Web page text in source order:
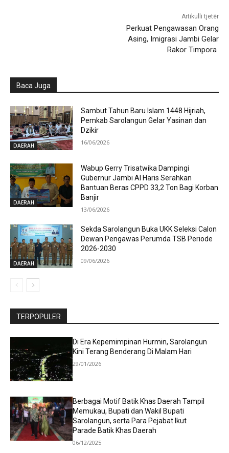
Artikulli tjetër
Perkuat Pengawasan Orang
Asing, Imigrasi Jambi Gelar
Rakor Timpora
Baca Juga
DAERAH
Sambut Tahun Baru Islam 1448 Hijriah,
Pemkab Sarolangun Gelar Yasinan dan
Dzikir
16/06/2026
DAERAH
Wabup Gerry Trisatwika Dampingi
Gubernur Jambi Al Haris Serahkan
Bantuan Beras CPPD 33,2 Ton Bagi Korban
Banjir
13/06/2026
DAERAH
Sekda Sarolangun Buka UKK Seleksi Calon
Dewan Pengawas Perumda TSB Periode
2026-2030
09/06/2026
TERPOPULER
Di Era Kepemimpinan Hurmin, Sarolangun
Kini Terang Benderang Di Malam Hari
29/01/2026
Berbagai Motif Batik Khas Daerah Tampil
Memukau, Bupati dan Wakil Bupati
Sarolangun, serta Para Pejabat Ikut
Parade Batik Khas Daerah
06/12/2025